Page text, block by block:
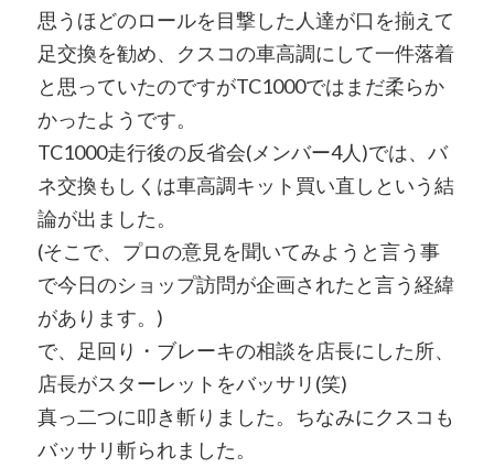
思うほどのロールを目撃した人達が口を揃えて
足交換を勧め、クスコの車高調にして一件落着
と思っていたのですがTC1000ではまだ柔らか
かったようです。
TC1000走行後の反省会(メンバー4人)では、バ
ネ交換もしくは車高調キット買い直しという結
論が出ました。
(そこで、プロの意見を聞いてみようと言う事
で今日のショップ訪問が企画されたと言う経緯
があります。)
で、足回り・ブレーキの相談を店長にした所、
店長がスターレットをバッサリ(笑)
真っ二つに叩き斬りました。ちなみにクスコも
バッサリ斬られました。